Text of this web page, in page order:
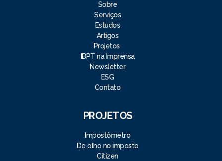
Sobre
Serviços
Estudos
Artigos
Projetos
IBPT na Imprensa
Newsletter
ESG
Contato
PROJETOS
Impostômetro
De olho no imposto
Citizen